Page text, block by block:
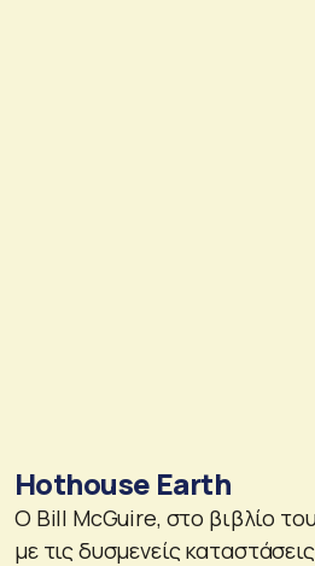
Hothouse Earth
Ο Bill McGuire, στο βιβλίο
με τις δυσμενείς